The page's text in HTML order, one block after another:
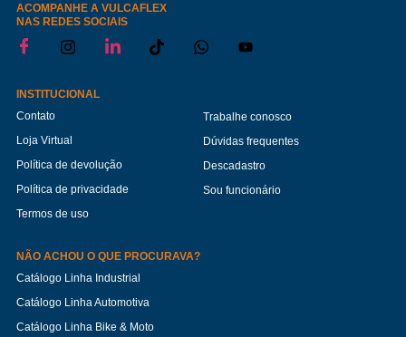
ACOMPANHE A VULCAFLEX
NAS REDES SOCIAIS
INSTITUCIONAL
Contato
Loja Virtual
Política de devolução
Política de privacidade
Termos de uso
Trabalhe conosco
Dúvidas frequentes
Descadastro
Sou funcionário
NÃO ACHOU O QUE PROCURAVA?
Catálogo Linha Industrial
Catálogo Linha Automotiva
Catálogo Linha Bike & Moto